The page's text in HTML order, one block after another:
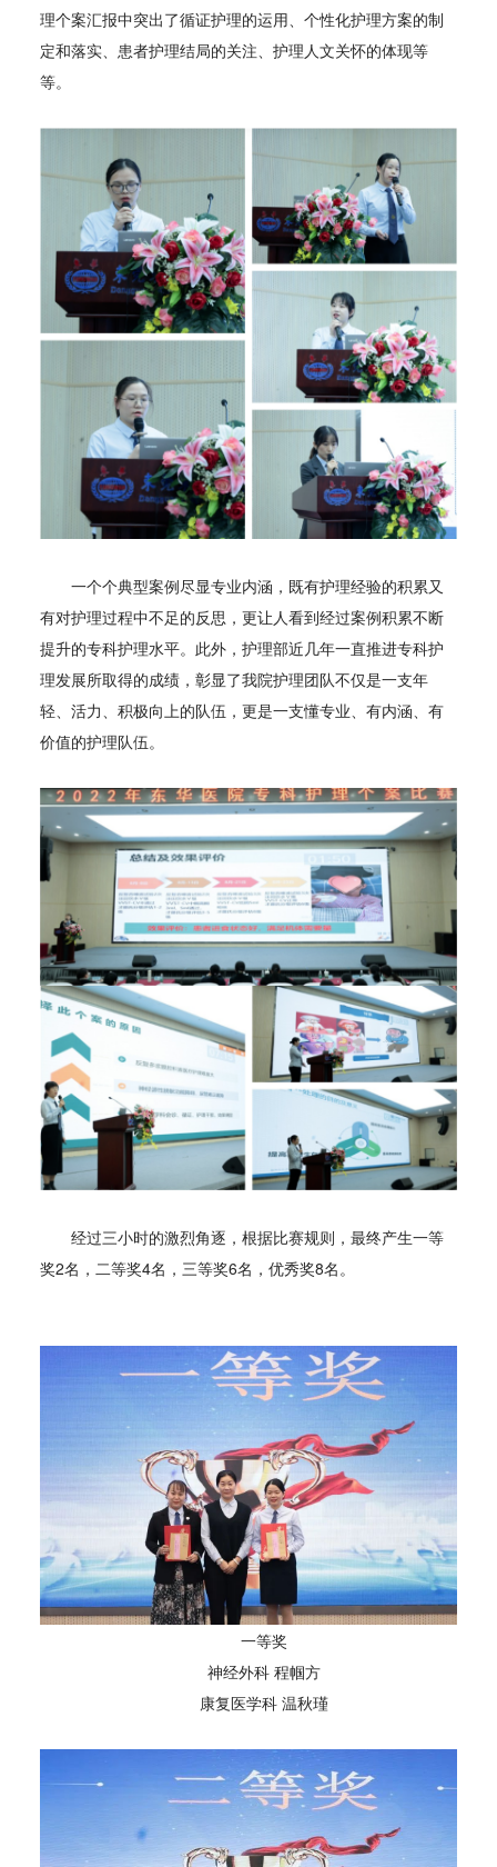
理个案汇报中突出了循证护理的运用、个性化护理方案的制
定和落实、患者护理结局的关注、护理人文关怀的体现等
等。
一个个典型案例尽显专业内涵，既有护理经验的积累又
有对护理过程中不足的反思，更让人看到经过案例积累不断
提升的专科护理水平。此外，护理部近几年一直推进专科护
理发展所取得的成绩，彰显了我院护理团队不仅是一支年
轻、活力、积极向上的队伍，更是一支懂专业、有内涵、有
价值的护理队伍。
经过三小时的激烈角逐，根据比赛规则，最终产生一等
奖2名，二等奖4名，三等奖6名，优秀奖8名。
一等奖
神经外科 程帼方
康复医学科 温秋瑾